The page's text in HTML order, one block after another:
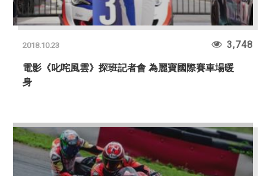
2018.10.23
電影《叱咤風雲》探班記者會 為麗寶國際賽車場暖
身
3,748